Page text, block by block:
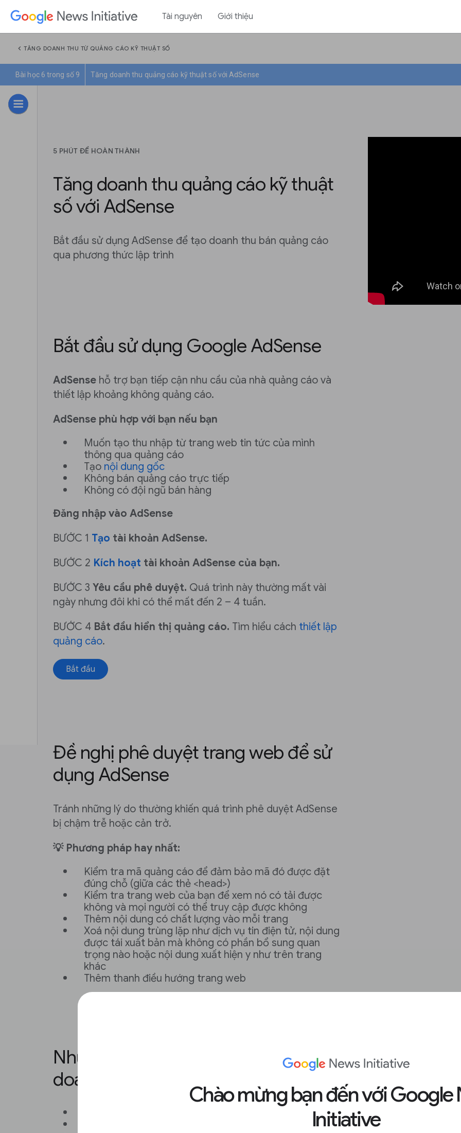
Tài nguyên Giới thiệu
Chào mừng bạn đến với Google
Initiative
chevron_left TĂNG DOANH THU TỪ QUẢNG CÁO KỸ THUẬT SỐ
Bài học 6 trong số 9 Tăng doanh thu quảng cáo kỹ thuật số với AdSense
5 PHÚT ĐỂ HOÀN THÀNH
Tăng doanh thu quảng cáo kỹ thuật
số với AdSense
Bắt đầu sử dụng AdSense để tạo doanh thu bán quảng cáo
qua phương thức lập trình
Bắt đầu sử dụng Google AdSense
AdSense hỗ trợ bạn tiếp cận nhu cầu của nhà quảng cáo và
thiết lập khoảng không quảng cáo.
AdSense phù hợp với bạn nếu bạn
Muốn tạo thu nhập từ trang web tin tức của mình
thông qua quảng cáo
Tạo nội dung gốc
Không bán quảng cáo trực tiếp
Không có đội ngũ bán hàng
Đăng nhập vào AdSense
BƯỚC 1 Tạo tài khoản AdSense.
BƯỚC 2 Kích hoạt tài khoản AdSense của bạn.
BƯỚC 3 Yêu cầu phê duyệt. Quá trình này thường mất vài
ngày nhưng đôi khi có thể mất đến 2 – 4 tuần.
BƯỚC 4 Bắt đầu hiển thị quảng cáo. Tìm hiểu cách thiết lập
quảng cáo.
Bắt đầu
Đề nghị phê duyệt trang web để sử
dụng AdSense
Tránh những lý do thường khiến quá trình phê duyệt AdSense
bị chậm trễ hoặc cản trở.
💡 Phương pháp hay nhất:
Kiểm tra mã quảng cáo để đảm bảo mã đó được đặt
đúng chỗ (giữa các thẻ <head>)
Kiểm tra trang web của bạn để xem nó có tải được
không và mọi người có thể truy cập được không
Thêm nội dung có chất lượng vào mỗi trang
Xoá nội dung trùng lặp như dịch vụ tin điện tử, nội dung
được tái xuất bản mà không có phần bổ sung quan
trọng nào hoặc nội dung xuất hiện y như trên trang
khác
Thêm thanh điều hướng trang web
Những yếu tố nào ảnh hưởng đến
doanh thu từ AdSense của bạn?